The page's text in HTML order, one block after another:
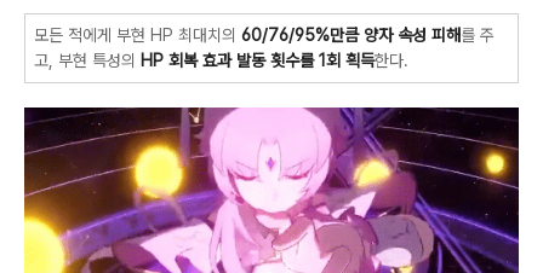
모든 적에게 부현 HP 최대치의 60/76/95%만큼 양자 속성 피해를 주
고, 부현 특성의 HP 회복 효과 발동 횟수를 1회 획득한다.